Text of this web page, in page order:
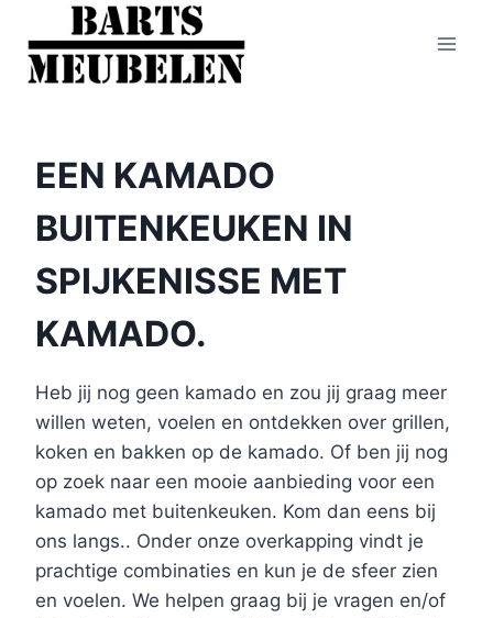
Doorgaan
naar
inhoud
EEN KAMADO
BUITENKEUKEN IN
SPIJKENISSE MET
KAMADO.
Heb jij nog geen kamado en zou jij graag meer
willen weten, voelen en ontdekken over grillen,
koken en bakken op de kamado. Of ben jij nog
op zoek naar een mooie aanbieding voor een
kamado met buitenkeuken. Kom dan eens bij
ons langs.. Onder onze overkapping vindt je
prachtige combinaties en kun je de sfeer zien
en voelen. We helpen graag bij je vragen en/of